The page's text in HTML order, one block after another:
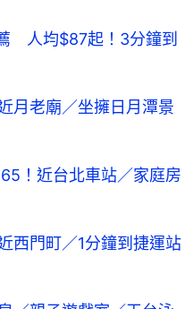
人均$87起！3分鐘到
月老廟／坐擁日月潭景
！近台北車站／家庭房
西門町／1分鐘到捷運站